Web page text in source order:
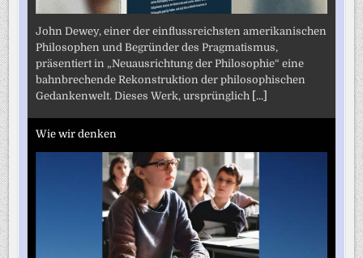
John Dewey, einer der einflussreichsten amerikanischen
Philosophen und Begründer des Pragmatismus,
präsentiert in „Neuausrichtung der Philosophie“ eine
bahnbrechende Rekonstruktion der philosophischen
Gedankenwelt. Dieses Werk, ursprünglich [...]
Wie wir denken